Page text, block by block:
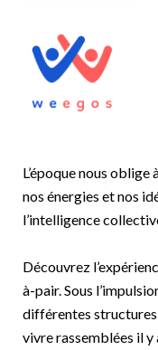
L’époque nous
nos énergies et nos
l’intelligence
Découvrez
à-pair. Sous
différentes
vivre rassemblées il y